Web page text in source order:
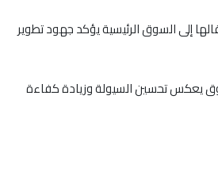
إلى السوق الرئيسية يؤكد جهود تطوير
يعكس تحسين السيولة وزيادة كفاءة